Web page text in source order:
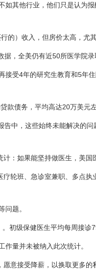
他行业，他们只是认为报
）收入，但房价太高，尤其
，全美仍有近50所医学院录
4年的研究生教育和5年住
债务，平均高达20万美元左
中，这些始终未能解决的
如果能坚持做医生，美国
班、急诊室兼职、多点执
题。
级保健医生平均每周接诊
量并未被纳入此次统计。
接受降薪，以换取更多的